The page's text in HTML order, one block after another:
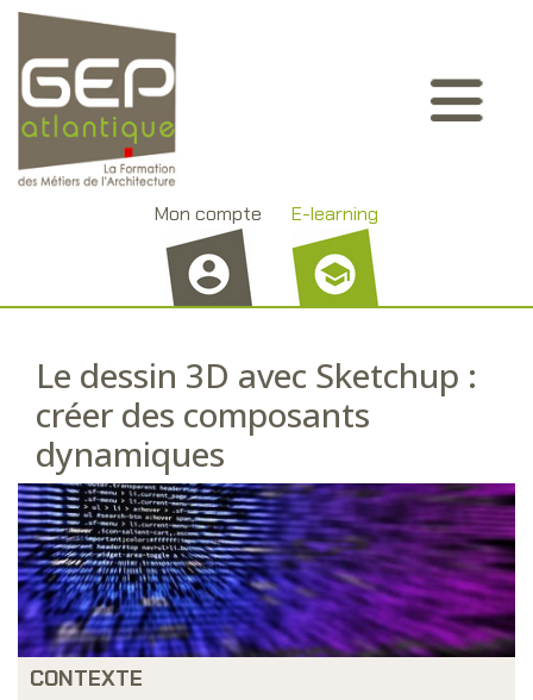
Aller
contenu
principal
Mon compte E-learning
Le dessin 3D avec Sketchup :
créer des composants
dynamiques
CONTEXTE
Panneau de gestion des cookies